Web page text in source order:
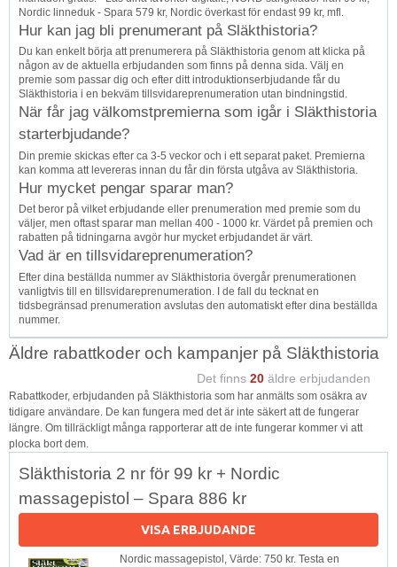
Nordic linneduk - Spara 579 kr, Nordic överkast för endast 99 kr, mfl.
Hur kan jag bli prenumerant på Släkthistoria?
Du kan enkelt börja att prenumerera på Släkthistoria genom att klicka på
någon av de aktuella erbjudanden som finns på denna sida. Välj en
premie som passar dig och efter ditt introduktionserbjudande får du
Släkthistoria i en bekväm tillsvidareprenumeration utan bindningstid.
När får jag välkomstpremierna som igår i Släkthistoria
starterbjudande?
Din premie skickas efter ca 3-5 veckor och i ett separat paket. Premierna
kan komma att levereras innan du får din första utgåva av Släkthistoria.
Hur mycket pengar sparar man?
Det beror på vilket erbjudande eller prenumeration med premie som du
väljer, men oftast sparar man mellan 400 - 1000 kr. Värdet på premien och
rabatten på tidningarna avgör hur mycket erbjudandet är värt.
Vad är en tillsvidareprenumeration?
Efter dina beställda nummer av Släkthistoria övergår prenumerationen
vanligtvis till en tillsvidareprenumeration. I de fall du tecknat en
tidsbegränsad prenumeration avslutas den automatiskt efter dina beställda
nummer.
Äldre rabattkoder och kampanjer på Släkthistoria
Det finns 20 äldre erbjudanden
Rabattkoder, erbjudanden på Släkthistoria som har anmälts som osäkra av
tidigare användare. De kan fungera med det är inte säkert att de fungerar
längre. Om tillräckligt många rapporterar att de inte fungerar kommer vi att
plocka bort dem.
Släkthistoria 2 nr för 99 kr + Nordic
massagepistol – Spara 886 kr
VISA ERBJUDANDE
Nordic massagepistol, Värde: 750 kr. Testa en